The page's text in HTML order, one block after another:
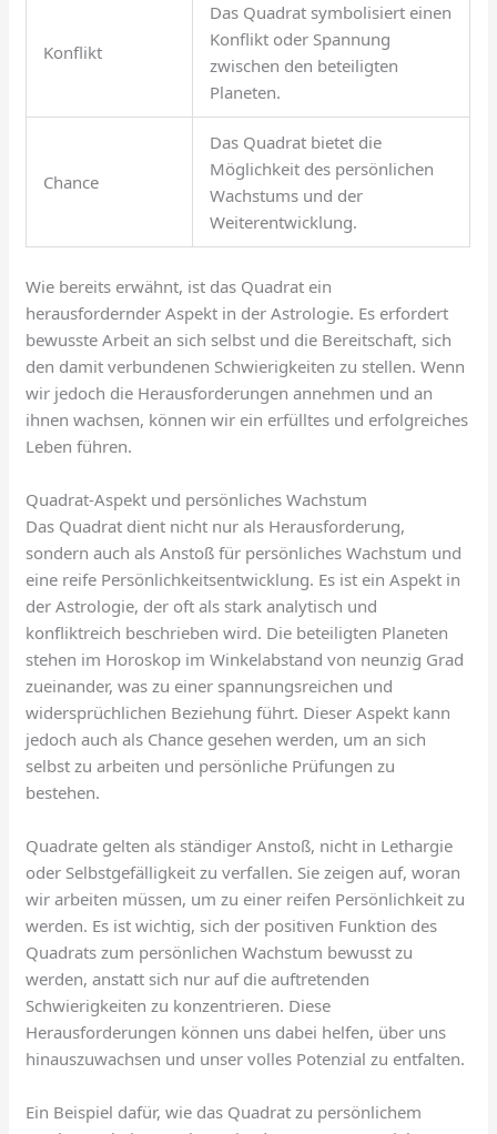
Konflikt
Das Quadrat symbolisiert einen
Konflikt oder Spannung
zwischen den beteiligten
Planeten.
Chance
Das Quadrat bietet die
Möglichkeit des persönlichen
Wachstums und der
Weiterentwicklung.
Wie bereits erwähnt, ist das Quadrat ein
herausfordernder Aspekt in der Astrologie. Es erfordert
bewusste Arbeit an sich selbst und die Bereitschaft, sich
den damit verbundenen Schwierigkeiten zu stellen. Wenn
wir jedoch die Herausforderungen annehmen und an
ihnen wachsen, können wir ein erfülltes und erfolgreiches
Leben führen.
Quadrat-Aspekt und persönliches Wachstum
Das Quadrat dient nicht nur als Herausforderung,
sondern auch als Anstoß für persönliches Wachstum und
eine reife Persönlichkeitsentwicklung. Es ist ein Aspekt in
der Astrologie, der oft als stark analytisch und
konfliktreich beschrieben wird. Die beteiligten Planeten
stehen im Horoskop im Winkelabstand von neunzig Grad
zueinander, was zu einer spannungsreichen und
widersprüchlichen Beziehung führt. Dieser Aspekt kann
jedoch auch als Chance gesehen werden, um an sich
selbst zu arbeiten und persönliche Prüfungen zu
bestehen.
Quadrate gelten als ständiger Anstoß, nicht in Lethargie
oder Selbstgefälligkeit zu verfallen. Sie zeigen auf, woran
wir arbeiten müssen, um zu einer reifen Persönlichkeit zu
werden. Es ist wichtig, sich der positiven Funktion des
Quadrats zum persönlichen Wachstum bewusst zu
werden, anstatt sich nur auf die auftretenden
Schwierigkeiten zu konzentrieren. Diese
Herausforderungen können uns dabei helfen, über uns
hinauszuwachsen und unser volles Potenzial zu entfalten.
Ein Beispiel dafür, wie das Quadrat zu persönlichem